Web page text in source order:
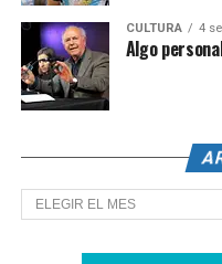
CULTURA 4
Algo
Archivos